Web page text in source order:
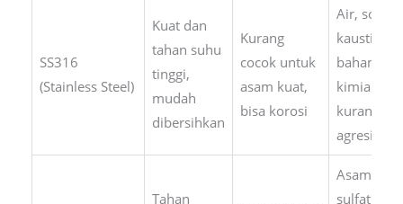
SS316
(Stainless Steel)
Kuat dan
tahan suhu
tinggi,
mudah
dibersihkan
Kurang
cocok untuk
asam kuat,
bisa korosi
Air, soda
kaustik,
bahan
kimia
kurang
agresif
Tahan
Asam
sulfat